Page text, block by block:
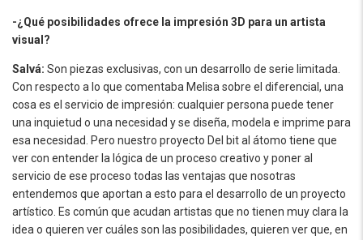
-¿Qué posibilidades ofrece la impresión 3D para un artista
visual?
Salvá: Son piezas exclusivas, con un desarrollo de serie limitada.
Con respecto a lo que comentaba Melisa sobre el diferencial, una
cosa es el servicio de impresión: cualquier persona puede tener
una inquietud o una necesidad y se diseña, modela e imprime para
esa necesidad. Pero nuestro proyecto Del bit al átomo tiene que
ver con entender la lógica de un proceso creativo y poner al
servicio de ese proceso todas las ventajas que nosotras
entendemos que aportan a esto para el desarrollo de un proyecto
artístico. Es común que acudan artistas que no tienen muy clara la
idea o quieren ver cuáles son las posibilidades, quieren ver que, en